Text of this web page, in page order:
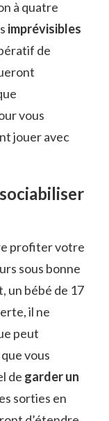
à quatre
imprévisibles
de
vous
jouer avec
profiter votre
sous bonne
un bébé de 17
il ne
peut
vous
de garder un
sorties en